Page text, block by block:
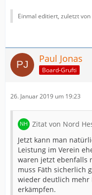
Einmal editiert, zuletzt von
Paul Jonas
Board-Grufti
26. Januar 2019 um 19:23
Zitat von Nord
Jetzt kann man
Leistung im Verein
waren jetzt ebenfalls
muss Fäth sicherlich
wieder deutlich mehr
erkämpfen.